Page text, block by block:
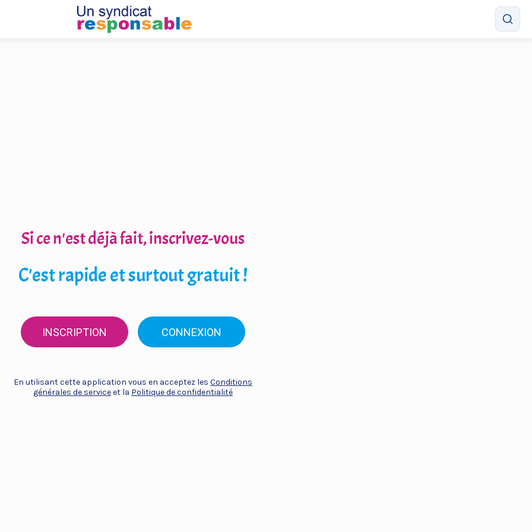
Si ce n'est déjà fait, inscrivez-vous
C'est rapide et surtout gratuit !
INSCRIPTION CONNEXION
En utilisant cette application vous en acceptez les Conditions
générales de serviceet la Politique de confidentialité